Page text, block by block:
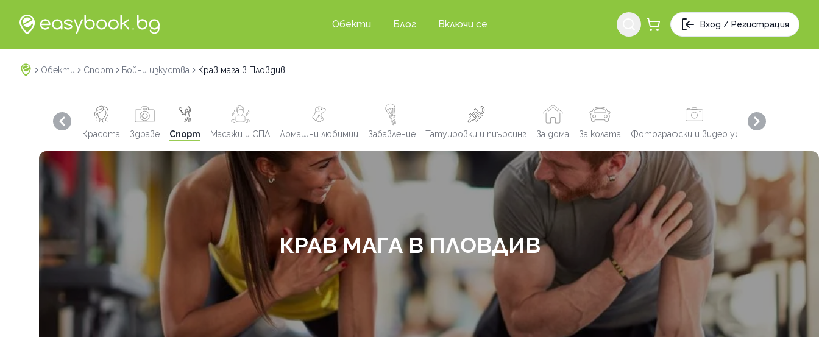
Обекти Блог Включи се Вход / Регистрация
Обекти Спорт Бойни изкуства Крав мага в Пловдив
Красота Здраве Спорт Масажи и СПА Домашни любимци Забавление Татуировки и пиърсинг За дома За колата Фотографски и видео услуги
Previous slide Next slide
КРАВ МАГА В ПЛОВДИВ